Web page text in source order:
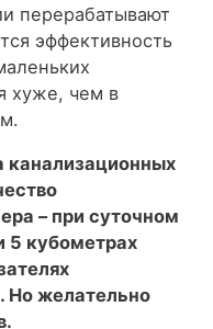
перерабатывают
эффективность
хуже, чем в
канализационных
– при суточном
5 кубометрах
Но желательно